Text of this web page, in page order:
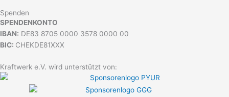
Spenden
SPENDENKONTO
IBAN: DE83 8705 0000 3578 0000 00
BIC: CHEKDE81XXX
Kraftwerk e.V. wird unterstützt von: